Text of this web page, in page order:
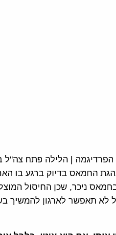
הפרדיגמה | הלילה פתח
החמאס בדיוק ברגע בו
ניכר, שכן החיסול
תאפשר לארגון להמשיך